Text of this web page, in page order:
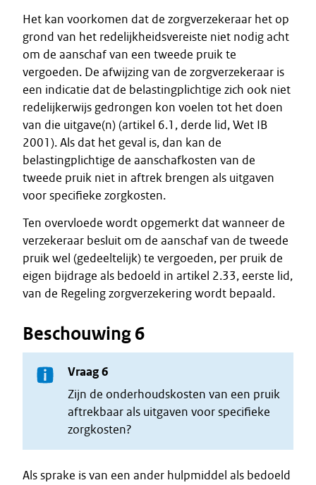
Het kan voorkomen dat de zorgverzekeraar het op
grond van het redelijkheidsvereiste niet nodig acht
om de aanschaf van een tweede pruik te
vergoeden. De afwijzing van de zorgverzekeraar is
een indicatie dat de belastingplichtige zich ook niet
redelijkerwijs gedrongen kon voelen tot het doen
van die uitgave(n) (artikel 6.1, derde lid, Wet IB
2001). Als dat het geval is, dan kan de
belastingplichtige de aanschafkosten van de
tweede pruik niet in aftrek brengen als uitgaven
voor specifieke zorgkosten.
Ten overvloede wordt opgemerkt dat wanneer de
verzekeraar besluit om de aanschaf van de tweede
pruik wel (gedeeltelijk) te vergoeden, per pruik de
eigen bijdrage als bedoeld in artikel 2.33, eerste lid,
van de Regeling zorgverzekering wordt bepaald.
Beschouwing 6
Vraag 6
Zijn de onderhoudskosten van een pruik
aftrekbaar als uitgaven voor specifieke
zorgkosten?
Als sprake is van een ander hulpmiddel als bedoeld